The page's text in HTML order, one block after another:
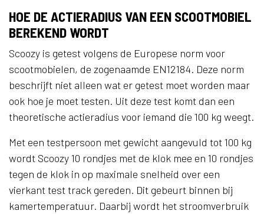
HOE DE ACTIERADIUS VAN EEN SCOOTMOBIEL
BEREKEND WORDT
Scoozy is getest volgens de Europese norm voor
scootmobielen, de zogenaamde EN12184. Deze norm
beschrijft niet alleen wat er getest moet worden maar
ook hoe je moet testen. Uit deze test komt dan een
theoretische actieradius voor iemand die 100 kg weegt.
Met een testpersoon met gewicht aangevuld tot 100 kg
wordt Scoozy 10 rondjes met de klok mee en 10 rondjes
tegen de klok in op maximale snelheid over een
vierkant test track gereden. Dit gebeurt binnen bij
kamertemperatuur. Daarbij wordt het stroomverbruik